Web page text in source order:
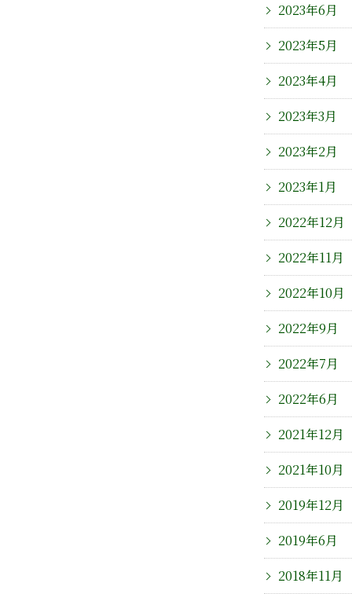
2023年6月
2023年5月
2023年4月
2023年3月
2023年2月
2023年1月
2022年12月
2022年11月
2022年10月
2022年9月
2022年7月
2022年6月
2021年12月
2021年10月
2019年12月
2019年6月
2018年11月